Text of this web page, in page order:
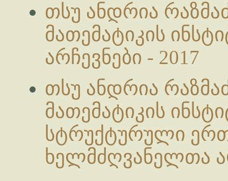
თსუ ანდრია
მათემატიკის
არჩევნები - 2017
თსუ ანდრია
მათემატიკის
სტრუქტურული
ხელმძღვანელთა